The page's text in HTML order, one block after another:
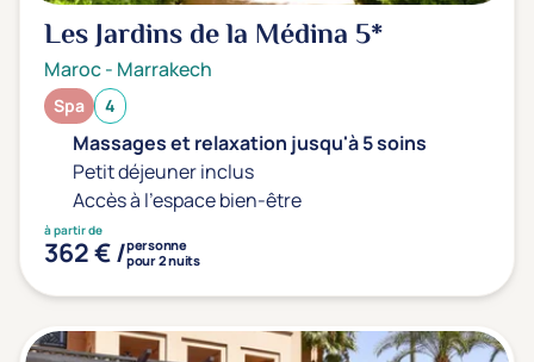
Les Jardins de la Médina 5*
Maroc- Marrakech
Spa 4
Massages et relaxation jusqu'à 5 soins
Petit déjeuner inclus
Accès à l'espace bien-être
à partir de
362 € /personne
pour 2 nuits